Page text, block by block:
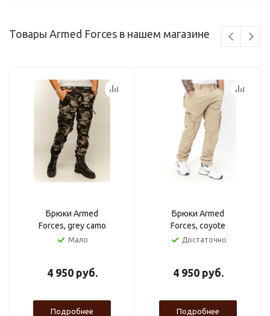
Товары Armed Forces в нашем магазине
Брюки Armed
Forces, grey camo
Мало
4 950 руб.
Подробнее
Брюки Armed
Forces, coyote
Достаточно
4 950 руб.
Подробнее